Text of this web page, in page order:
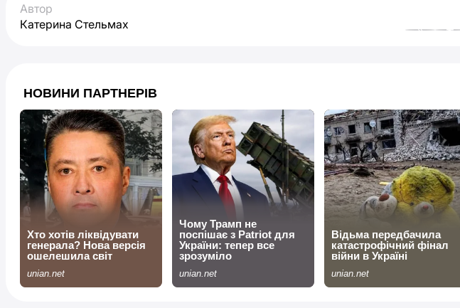
Автор
Катерина Стельмах